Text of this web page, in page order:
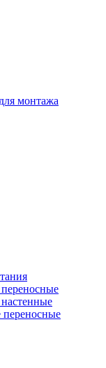
монтажа
переносные